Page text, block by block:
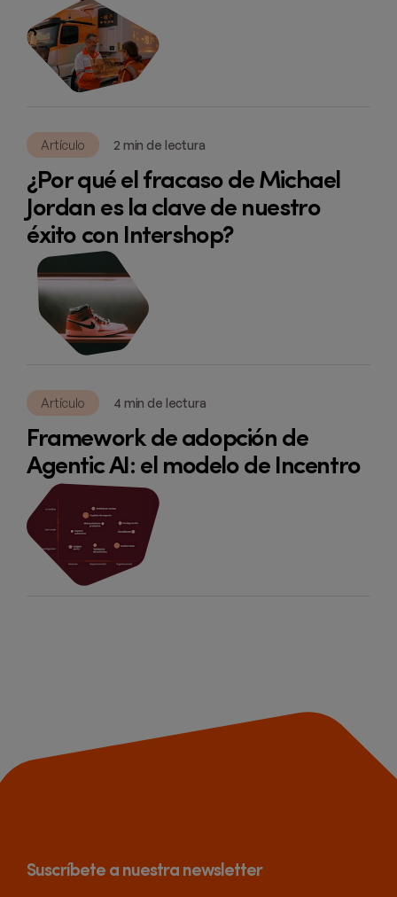
Artículo 2 min de lectura
¿Por qué el fracaso de Michael
Jordan es la clave de nuestro
éxito con Intershop?
Artículo 4 min de lectura
Framework de adopción de
Agentic AI: el modelo de Incentro
Suscríbete a nuestra newsletter